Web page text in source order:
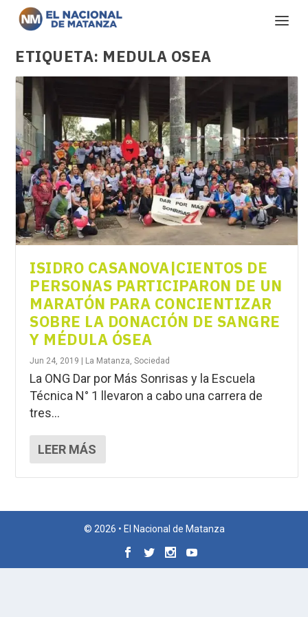
ETIQUETA: MEDULA OSEA
ISIDRO CASANOVA|CIENTOS DE
PERSONAS PARTICIPARON DE UN
MARATÓN PARA CONCIENTIZAR
SOBRE LA DONACIÓN DE SANGRE
Y MÉDULA ÓSEA
Jun 24, 2019 La Matanza,Sociedad
La ONG Dar por Más Sonrisas y la Escuela
Técnica N° 1 llevaron a cabo una carrera de
tres...
LEER MÁS
© 2026 • El Nacional de Matanza